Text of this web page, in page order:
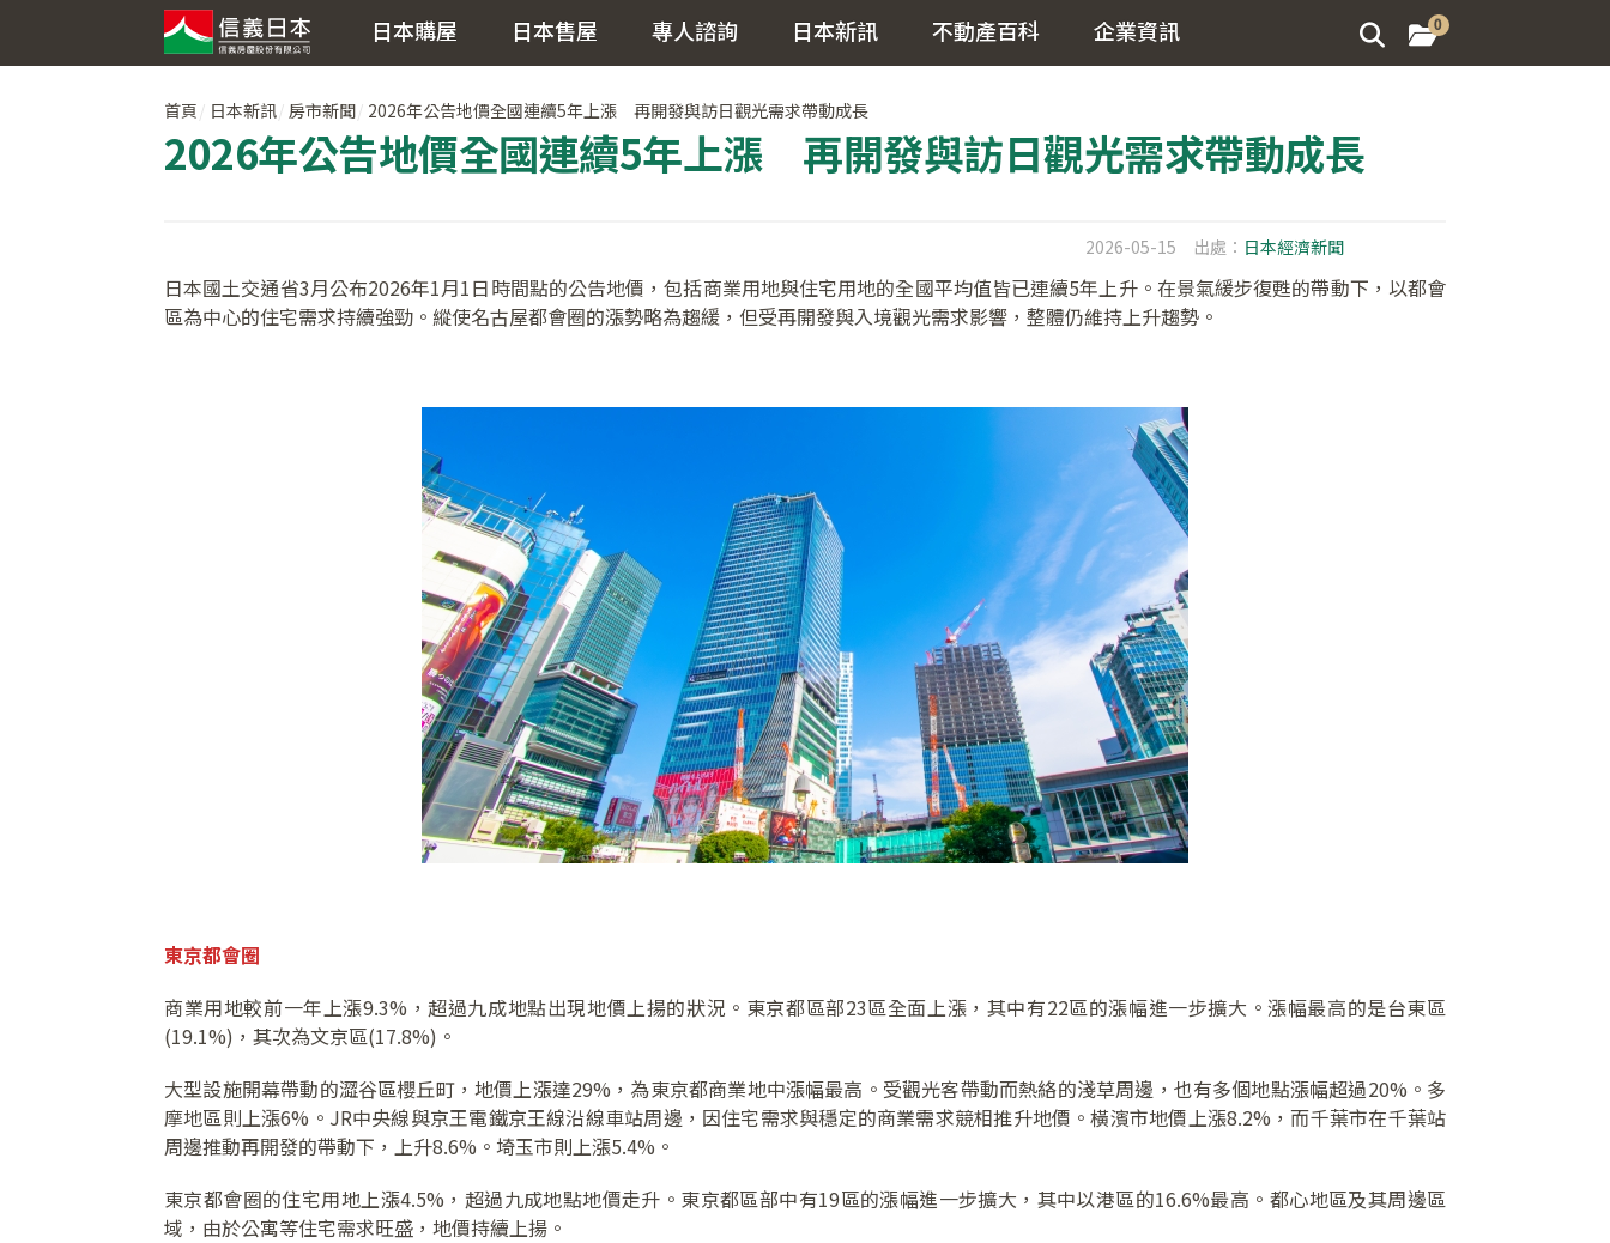
日本購屋 日本售屋 專人諮詢 日本新訊 不動產百科 企業資訊 0
首頁 日本新訊 房市新聞 2026年公告地價全國連續5年上漲 再開發與訪日觀光需求帶動成長
2026年公告地價全國連續5年上漲 再開發與訪日觀光需求帶動成長
2026-05-15 出處： 日本經濟新聞
日本國土交通省3月公布2026年1月1日時間點的公告地價，包括商業用地與住宅用地的全國平均值皆已連續5年上升。在景氣緩步復甦的帶動下，以都會
區為中心的住宅需求持續強勁。縱使名古屋都會圈的漲勢略為趨緩，但受再開發與入境觀光需求影響，整體仍維持上升趨勢。
東京都會圈
商業用地較前一年上漲9.3%，超過九成地點出現地價上揚的狀況。東京都區部23區全面上漲，其中有22區的漲幅進一步擴大。漲幅最高的是台東區
(19.1%)，其次為文京區(17.8%)。
大型設施開幕帶動的澀谷區櫻丘町，地價上漲達29%，為東京都商業地中漲幅最高。受觀光客帶動而熱絡的淺草周邊，也有多個地點漲幅超過20%。多
摩地區則上漲6%。JR中央線與京王電鐵京王線沿線車站周邊，因住宅需求與穩定的商業需求競相推升地價。橫濱市地價上漲8.2%，而千葉市在千葉站
周邊推動再開發的帶動下，上升8.6%。埼玉市則上漲5.4%。
東京都會圈的住宅用地上漲4.5%，超過九成地點地價走升。東京都區部中有19區的漲幅進一步擴大，其中以港區的16.6%最高。都心地區及其周邊區
域，由於公寓等住宅需求旺盛，地價持續上揚。